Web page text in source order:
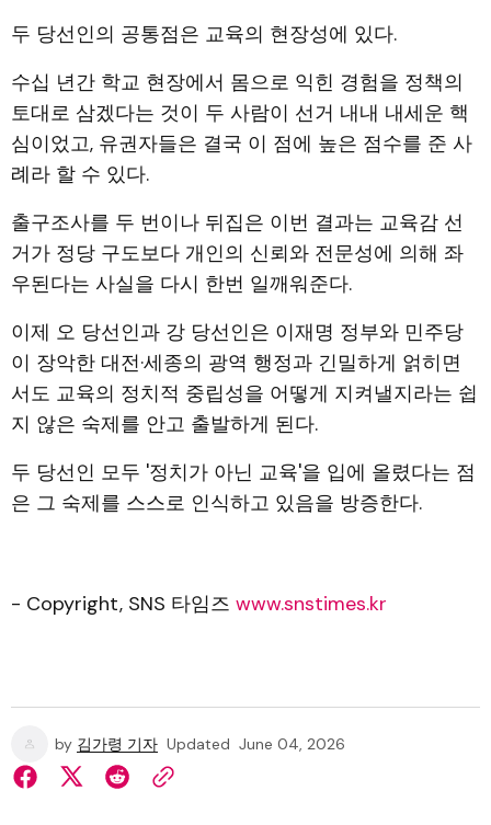
두 당선인의 공통점은 교육의 현장성에 있다.
수십 년간 학교 현장에서 몸으로 익힌 경험을 정책의
토대로 삼겠다는 것이 두 사람이 선거 내내 내세운 핵
심이었고, 유권자들은 결국 이 점에 높은 점수를 준 사
례라 할 수 있다.
출구조사를 두 번이나 뒤집은 이번 결과는 교육감 선
거가 정당 구도보다 개인의 신뢰와 전문성에 의해 좌
우된다는 사실을 다시 한번 일깨워준다.
이제 오 당선인과 강 당선인은 이재명 정부와 민주당
이 장악한 대전·세종의 광역 행정과 긴밀하게 얽히면
서도 교육의 정치적 중립성을 어떻게 지켜낼지라는 쉽
지 않은 숙제를 안고 출발하게 된다.
두 당선인 모두 '정치가 아닌 교육'을 입에 올렸다는 점
은 그 숙제를 스스로 인식하고 있음을 방증한다.
- Copyright, SNS 타임즈 www.snstimes.kr
by 김가령 기자 Updated June 04, 2026